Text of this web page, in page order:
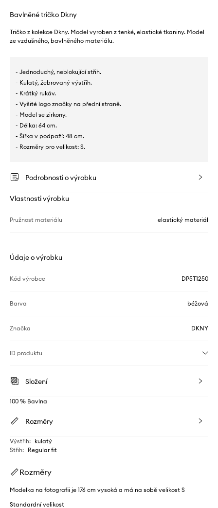
Bavlněné tričko Dkny
Tričko z kolekce Dkny. Model vyroben z tenké, elastické tkaniny. Model
ze vzdušného, ​​bavlněného materiálu.
- Jednoduchý, neblokující střih.
- Kulatý, žebrovaný výstřih.
- Krátký rukáv.
- Vyšité logo značky na přední straně.
- Model se zirkony.
- Délka: 64 cm.
- Šířka v podpaží: 48 cm.
- Rozměry pro velikost: S.
Podrobnosti o výrobku
Vlastnosti výrobku
Pružnost materiálu elastický materiál
Údaje o výrobku
Kód výrobce DP5T1250
Barva béžová
Značka DKNY
ID produktu
Složení
100 % Bavlna
Rozměry
Výstřih: kulatý
Střih: Regular fit
Rozměry
Modelka na fotografii je 176 cm vysoká a má na sobě velikost S
Standardní velikost